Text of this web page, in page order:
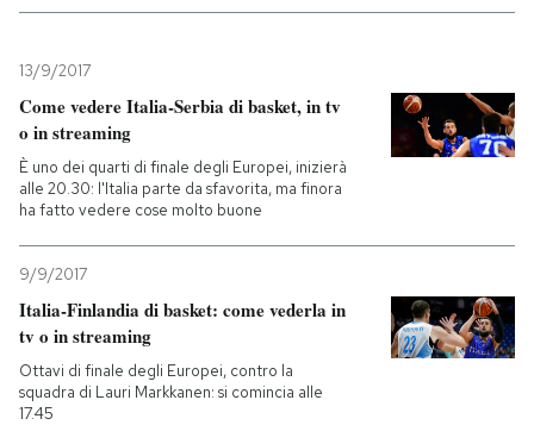
Mondo
Tecnologia
Internet
Cultura
Economia
Libri
Ok Boomer!
Europa
PODCAST
13/9/2017
Come vedere Italia-Serbia di basket, in tv
o in streaming
È uno dei quarti di finale degli Europei, inizierà
alle 20.30: l'Italia parte da sfavorita, ma finora
ha fatto vedere cose molto buone
9/9/2017
Italia-Finlandia di basket: come vederla in
tv o in streaming
Ottavi di finale degli Europei, contro la
squadra di Lauri Markkanen: si comincia alle
17.45